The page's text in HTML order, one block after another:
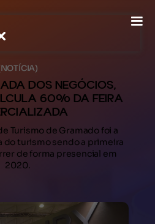
DOS NEGÓCIOS,
60% DA FEIRA
Turismo de Gramado foi a
do turismo sendo a primeira
de forma presencial em
2020.